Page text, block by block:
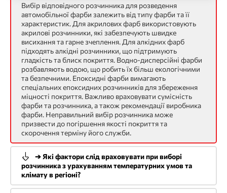
Вибір відповідного розчинника для розведення
автомобільної фарби залежить від типу фарби та її
характеристик. Для акрилових фарб використовують
акрилові розчинники, які забезпечують швидке
висихання та гарне зчеплення. Для алкідних фарб
підходять алкідні розчинники, що підтримують
гладкість та блиск покриття. Водно-дисперсійні фарби
розбавляють водою, що робить їх більш екологічними
та безпечними. Епоксидні фарби вимагають
спеціальних епоксидних розчинників для збереження
міцності покриття. Важливо враховувати сумісність
фарби та розчинника, а також рекомендації виробника
фарби. Неправильний вибір розчинника може
призвести до погіршення якості покриття та
скорочення терміну його служби.
➔ Які фактори слід враховувати при виборі
розчинника з урахуванням температурних умов та
клімату в регіоні?